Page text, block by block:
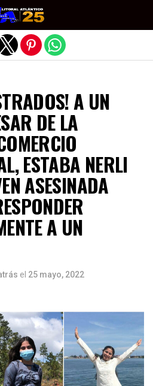
A UN
DE LA
ESTABA NERLI
ASESINADA
A UN
el 25 mayo, 2022
la versión móvil